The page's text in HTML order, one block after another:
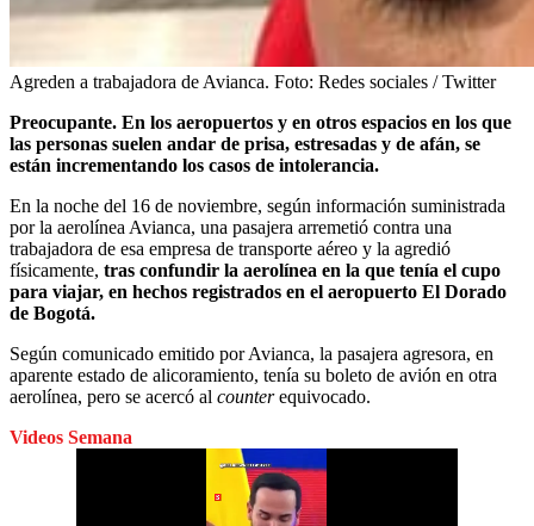
Agreden a trabajadora de Avianca. Foto: Redes sociales / Twitter
Preocupante. En los aeropuertos y en otros espacios en los que
las personas suelen andar de prisa, estresadas y de afán, se
están incrementando los casos de intolerancia.
En la noche del 16 de noviembre, según información suministrada
por la aerolínea Avianca, una pasajera arremetió contra una
trabajadora de esa empresa de transporte aéreo y la agredió
físicamente, tras confundir la aerolínea en la que tenía el cupo
para viajar, en hechos registrados en el aeropuerto El Dorado
de Bogotá.
Según comunicado emitido por Avianca, la pasajera agresora, en
aparente estado de alicoramiento, tenía su boleto de avión en otra
aerolínea, pero se acercó al counterequivocado.
Videos Semana